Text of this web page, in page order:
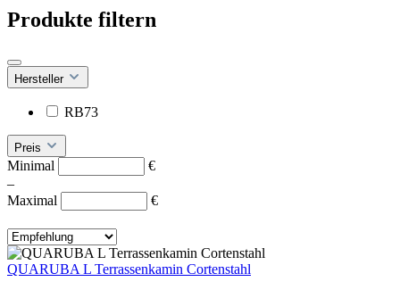
Produkte filtern
Hersteller
RB73
Preis
Minimal
€
–
Maximal
€
QUARUBA L Terrassenkamin Cortenstahl